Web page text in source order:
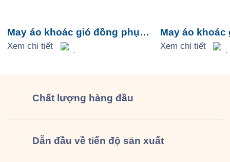
May áo khoác gió đồng phục
Aeon Mall Tân Phú
Xem chi tiết
May áo
Tap Food
Xem chi tiết
Chất lượng hàng đầu
Dẫn đầu về tiến độ sản xuất